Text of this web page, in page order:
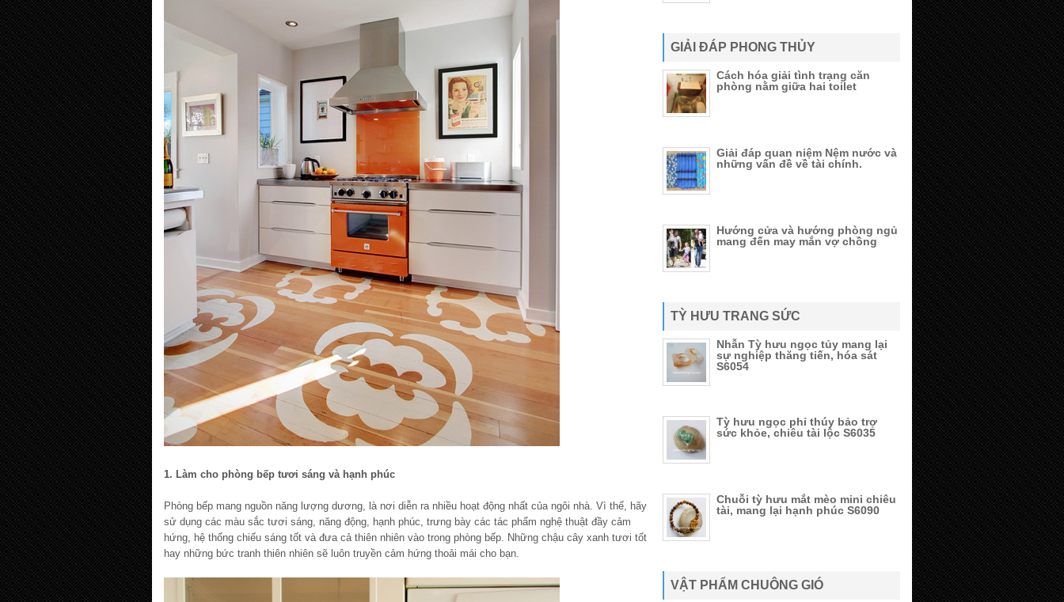
1. Làm cho phòng bếp tươi sáng và hạnh phúc
Phòng bếp mang nguồn năng lượng dương, là nơi diễn ra nhiều hoạt động nhất của ngôi nhà. Vì thế, hãy
sử dụng các màu sắc tươi sáng, năng động, hạnh phúc, trưng bày các tác phẩm nghệ thuật đầy cảm
hứng, hệ thống chiếu sáng tốt và đưa cả thiên nhiên vào trong phòng bếp. Những chậu cây xanh tươi tốt
hay những bức tranh thiên nhiên sẽ luôn truyền cảm hứng thoải mái cho bạn.
GIẢI ĐÁP PHONG THỦY
Cách hóa giải tình trạng căn
phòng nằm giữa hai toilet
Giải đáp quan niệm Nệm nước và
những vấn đề về tài chính.
Hướng cửa và hướng phòng ngủ
mang đến may mắn vợ chồng
TỲ HƯU TRANG SỨC
Nhẫn Tỳ hưu ngọc tủy mang lại
sự nghiệp thăng tiến, hóa sát
S6054
Tỳ hưu ngọc phỉ thúy bảo trợ
sức khỏe, chiêu tài lộc S6035
Chuỗi tỳ hưu mắt mèo mini chiêu
tài, mang lại hạnh phúc S6090
VẬT PHẨM CHUÔNG GIÓ